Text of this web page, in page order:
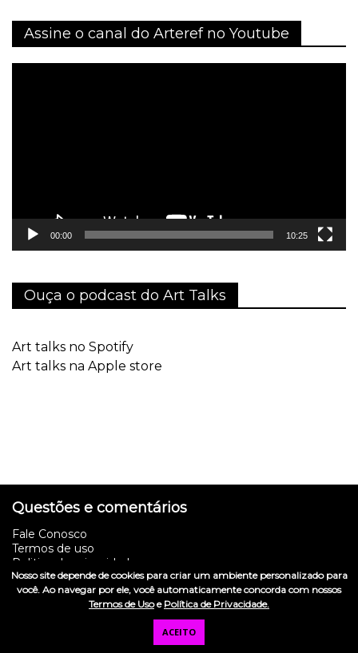
Assine o canal do Arteref no Youtube
00:00 10:25
Ouça o podcast do Art Talks
Art talks no Spotify
Art talks na Apple store
Questões e comentários
Fale Conosco
Termos de uso
Politica de privacidade
Mídia kit
Nosso site depende de cookies para criar um ambiente personalizado para
você. Ao navegar por ele, você automaticamente concorda com nossos
Termos de Usoe Política de Privacidade.
ACEITO